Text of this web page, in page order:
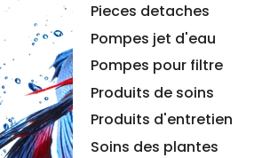
Pieces detaches
Pompes jet d'eau
Pompes pour filtre
Produits de soins
Produits d'entretien
Soins des plantes